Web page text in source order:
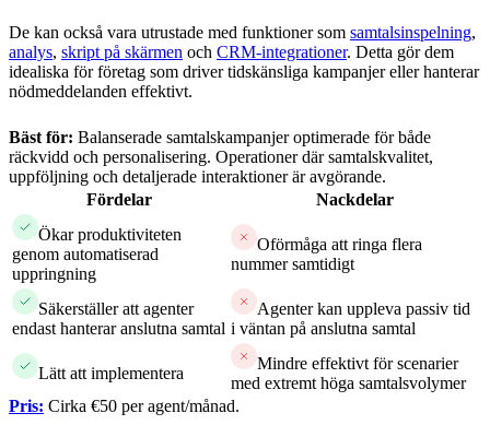
De kan också vara utrustade med funktioner som samtalsinspelning,
analys, skript på skärmen och CRM-integrationer. Detta gör dem
idealiska för företag som driver tidskänsliga kampanjer eller hanterar
nödmeddelanden effektivt.
Bäst för: Balanserade samtalskampanjer optimerade för både
räckvidd och personalisering. Operationer där samtalskvalitet,
uppföljning och detaljerade interaktioner är avgörande.
Fördelar
Nackdelar
Ökar produktiviteten
genom automatiserad
uppringning
Oförmåga att ringa flera
nummer samtidigt
Säkerställer att agenter
endast hanterar anslutna samtal
Agenter kan uppleva passiv tid
i väntan på anslutna samtal
Lätt att implementera
Mindre effektivt för scenarier
med extremt höga samtalsvolymer
Pris: Cirka €50 per agent/månad.